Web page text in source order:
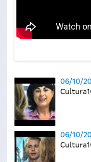
06/10/
06/10/